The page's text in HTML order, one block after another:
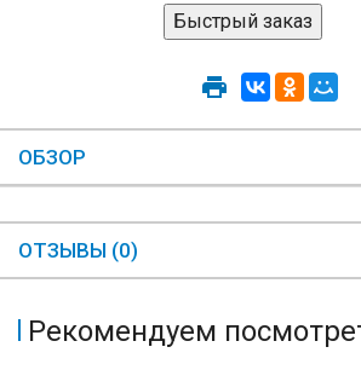
ОБЗОР
ОТЗЫВЫ (0)
Рекомендуем